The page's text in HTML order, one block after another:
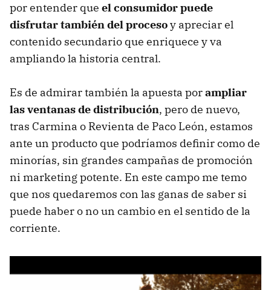
por entender que el consumidor puede
disfrutar también del procesoy apreciar el
contenido secundario que enriquece y va
ampliando la historia central.
Es de admirar también la apuesta porampliar
las ventanas de distribución, pero de nuevo,
tras Carmina o Revienta de Paco León, estamos
ante un producto que podríamos definir como de
minorías, sin grandes campañas de promoción
ni marketing potente. En este campo me temo
que nos quedaremos con las ganas de saber si
puede haber o no un cambio en el sentido de la
corriente.